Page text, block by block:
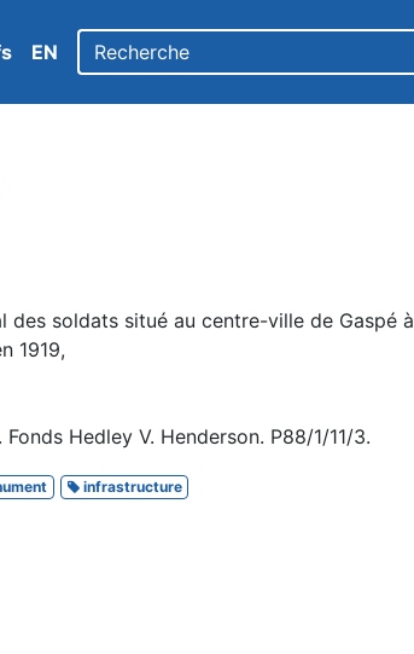
EN
des soldats situé au centre-ville de Gaspé à
1919,
Hedley V. Henderson. P88/1/11/3.
infrastructure